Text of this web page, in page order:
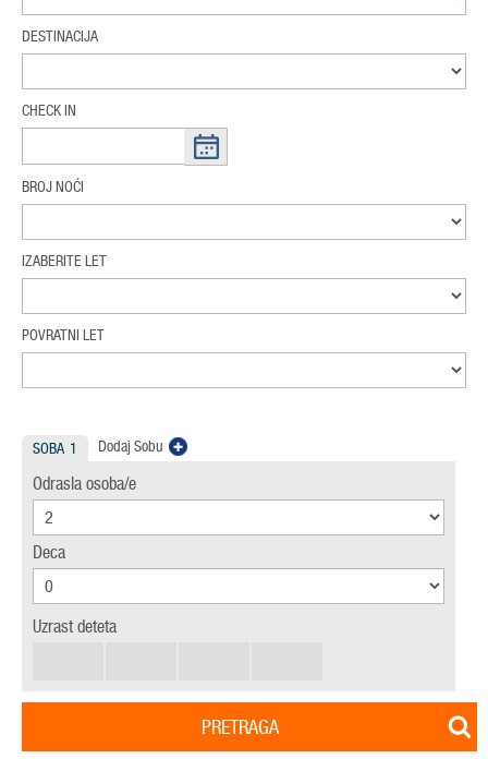
DESTINACIJA
CHECK IN
BROJ NOĆI
IZABERITE LET
POVRATNI LET
SOBA 1 Dodaj Sobu
Odrasla osoba/e
Deca
Uzrast deteta
PRETRAGA